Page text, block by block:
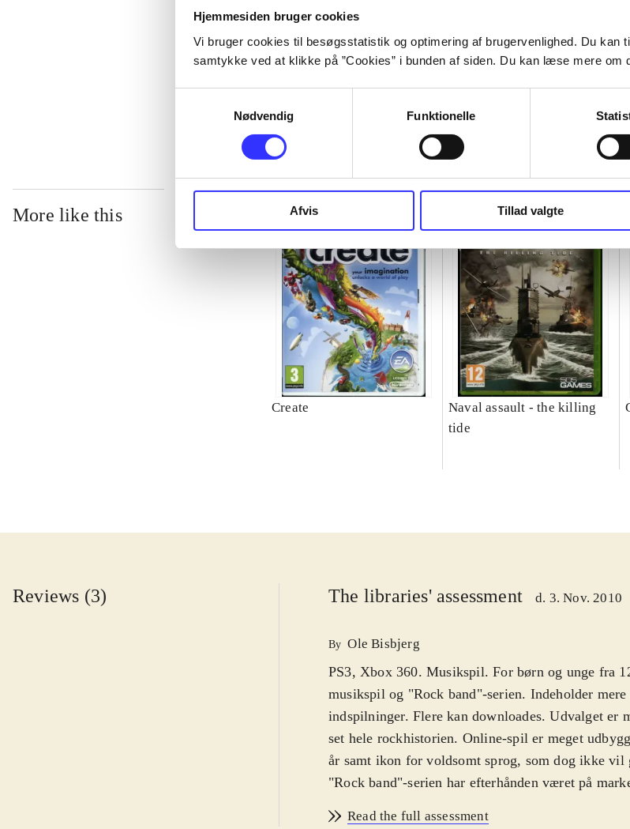
Hjemmesiden bruger cookies
Vi bruger cookies til besøgsstatistik og optimering af brugervenlighed. Du
samtykke ved at klikke på ”Cookies” i bunden af siden. Du kan læse mere om
Nødvendig
Funktionelle
Afvis Tillad valgte
...
More like this
Create
Naval assault - the killing
tide
Reviews (3) The libraries' assessment d. 3. Nov. 2010
By Ole Bisbjerg
PS3, Xbox 360. Musikspil. For børn og unge fra
musikspil og "Rock band"-serien. Indeholder
indspilninger. Flere kan downloades. Udvalget er
set hele rockhistorien. Online-spil er meget
år samt ikon for voldsomt sprog, som dog ikke vil
"Rock band"-serien har efterhånden været på
Read the full assessment